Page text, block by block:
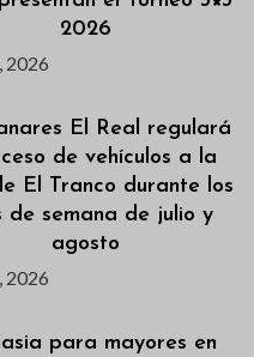
2026
2026
El Real regulará
de vehículos a la
El Tranco durante los
de semana de julio y
agosto
2026
para mayores en